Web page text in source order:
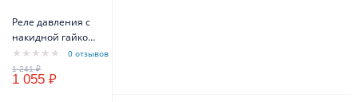
Реле давления с
накидной гайкой
VODOS PM/5 1/4" -
FG 16A(10A) IP44
0 отзывов
1 055 ₽